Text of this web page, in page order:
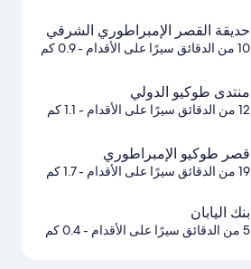
حديقة القصر الإمبراطوري الشرقي
10 من الدقائق سيرًا على الأقدام - 0.9 كم
منتدى طوكيو الدولي
12 من الدقائق سيرًا على الأقدام - 1.1 كم
قصر طوكيو الإمبراطوري
19 من الدقائق سيرًا على الأقدام - 1.7 كم
بنك اليابان
5 من الدقائق سيرًا على الأقدام - 0.4 كم